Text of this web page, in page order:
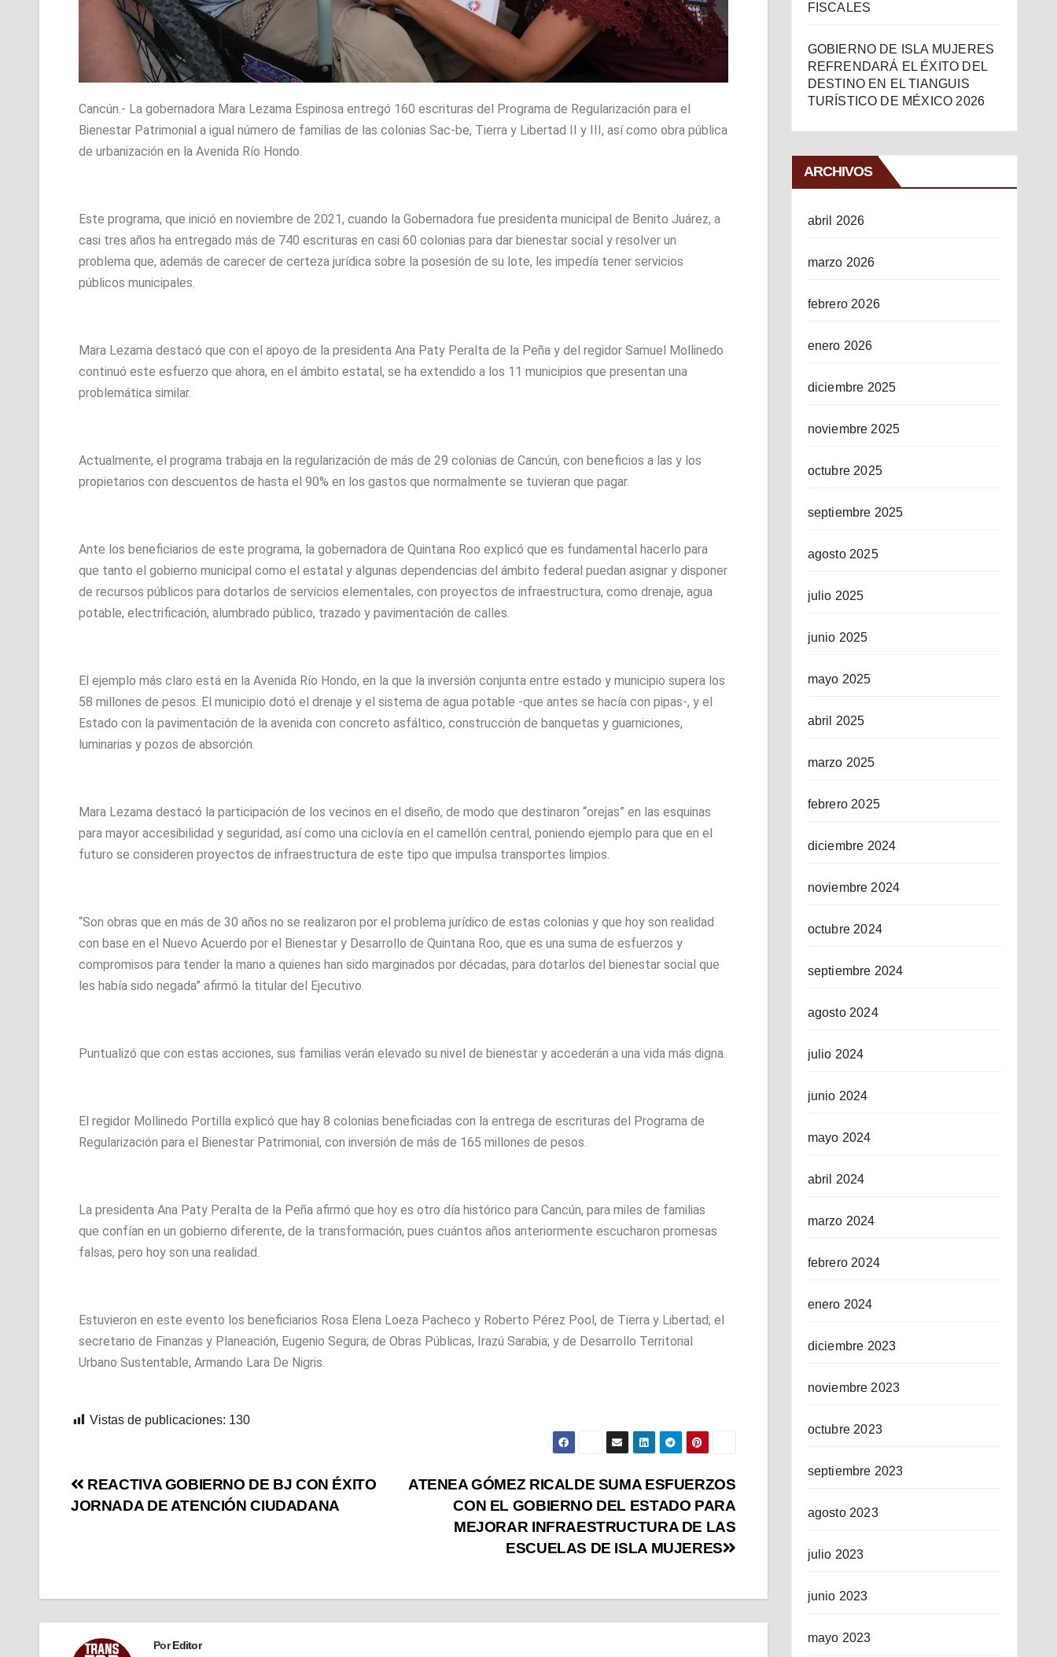
Cancún.- La gobernadora Mara Lezama Espinosa entregó 160 escrituras del Programa de Regularización para el
Bienestar Patrimonial a igual número de familias de las colonias Sac-be, Tierra y Libertad II y III, así como obra pública
de urbanización en la Avenida Río Hondo.
Este programa, que inició en noviembre de 2021, cuando la Gobernadora fue presidenta municipal de Benito Juárez, a
casi tres años ha entregado más de 740 escrituras en casi 60 colonias para dar bienestar social y resolver un
problema que, además de carecer de certeza jurídica sobre la posesión de su lote, les impedía tener servicios
públicos municipales.
Mara Lezama destacó que con el apoyo de la presidenta Ana Paty Peralta de la Peña y del regidor Samuel Mollinedo
continuó este esfuerzo que ahora, en el ámbito estatal, se ha extendido a los 11 municipios que presentan una
problemática similar.
Actualmente, el programa trabaja en la regularización de más de 29 colonias de Cancún, con beneficios a las y los
propietarios con descuentos de hasta el 90% en los gastos que normalmente se tuvieran que pagar.
Ante los beneficiarios de este programa, la gobernadora de Quintana Roo explicó que es fundamental hacerlo para
que tanto el gobierno municipal como el estatal y algunas dependencias del ámbito federal puedan asignar y disponer
de recursos públicos para dotarlos de servicios elementales, con proyectos de infraestructura, como drenaje, agua
potable, electrificación, alumbrado público, trazado y pavimentación de calles.
El ejemplo más claro está en la Avenida Río Hondo, en la que la inversión conjunta entre estado y municipio supera los
58 millones de pesos. El municipio dotó el drenaje y el sistema de agua potable -que antes se hacía con pipas-, y el
Estado con la pavimentación de la avenida con concreto asfáltico, construcción de banquetas y guarniciones,
luminarias y pozos de absorción.
Mara Lezama destacó la participación de los vecinos en el diseño, de modo que destinaron “orejas” en las esquinas
para mayor accesibilidad y seguridad, así como una ciclovía en el camellón central, poniendo ejemplo para que en el
futuro se consideren proyectos de infraestructura de este tipo que impulsa transportes limpios.
“Son obras que en más de 30 años no se realizaron por el problema jurídico de estas colonias y que hoy son realidad
con base en el Nuevo Acuerdo por el Bienestar y Desarrollo de Quintana Roo, que es una suma de esfuerzos y
compromisos para tender la mano a quienes han sido marginados por décadas, para dotarlos del bienestar social que
les había sido negada” afirmó la titular del Ejecutivo.
Puntualizó que con estas acciones, sus familias verán elevado su nivel de bienestar y accederán a una vida más digna.
El regidor Mollinedo Portilla explicó que hay 8 colonias beneficiadas con la entrega de escrituras del Programa de
Regularización para el Bienestar Patrimonial, con inversión de más de 165 millones de pesos.
La presidenta Ana Paty Peralta de la Peña afirmó que hoy es otro día histórico para Cancún, para miles de familias
que confían en un gobierno diferente, de la transformación, pues cuántos años anteriormente escucharon promesas
falsas, pero hoy son una realidad.
Estuvieron en este evento los beneficiarios Rosa Elena Loeza Pacheco y Roberto Pérez Pool, de Tierra y Libertad; el
secretario de Finanzas y Planeación, Eugenio Segura; de Obras Públicas, Irazú Sarabia; y de Desarrollo Territorial
Urbano Sustentable, Armando Lara De Nigris.
Vistas de publicaciones: 130
ATENEA GÓMEZ RICALDE SUMA ESFUERZOS
CON EL GOBIERNO DEL ESTADO PARA
MEJORAR INFRAESTRUCTURA DE LAS
ESCUELAS DE ISLA MUJERES
REACTIVA GOBIERNO DE BJ CON ÉXITO
JORNADA DE ATENCIÓN CIUDADANA
PorEditor
FISCALES
GOBIERNO DE ISLA MUJERES
REFRENDARÁ EL ÉXITO DEL
DESTINO EN EL TIANGUIS
TURÍSTICO DE MÉXICO 2026
ARCHIVOS
abril 2026
marzo 2026
febrero 2026
enero 2026
diciembre 2025
noviembre 2025
octubre 2025
septiembre 2025
agosto 2025
julio 2025
junio 2025
mayo 2025
abril 2025
marzo 2025
febrero 2025
diciembre 2024
noviembre 2024
octubre 2024
septiembre 2024
agosto 2024
julio 2024
junio 2024
mayo 2024
abril 2024
marzo 2024
febrero 2024
enero 2024
diciembre 2023
noviembre 2023
octubre 2023
septiembre 2023
agosto 2023
julio 2023
junio 2023
mayo 2023